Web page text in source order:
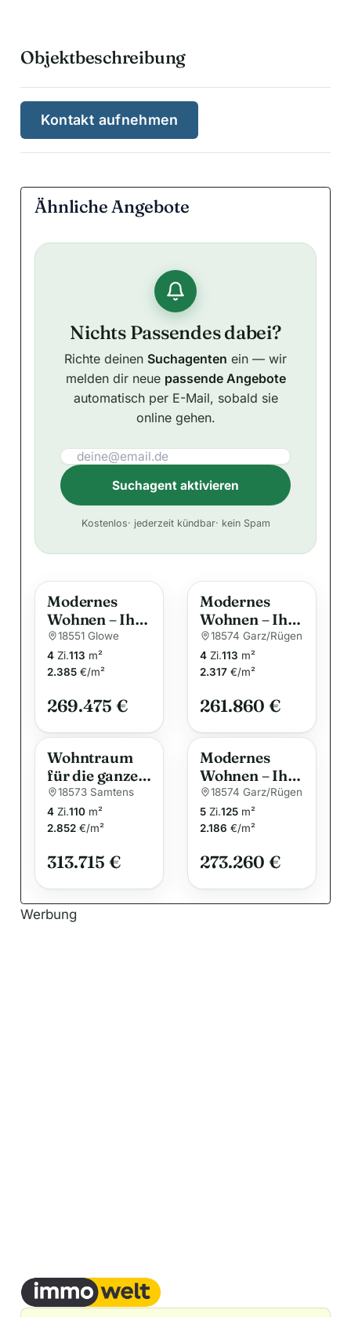
Objektbeschreibung
Kontakt aufnehmen
Ähnliche Angebote
Nichts Passendes dabei?
Richte deinen Suchagenten ein — wir
melden dir neue passende Angebote
automatisch per E-Mail, sobald sie
online gehen.
Suchagent aktivieren
t
Kostenlos· jederzeit kündbar· kein Spam
Modernes
Wohnen – Ihr
Traumhaus
für die ganze
Familie
18551 Glowe
4 Zi.113 m²
2.385 €/m²
269.475 €
Modernes
Wohnen – Ihr
Traumhaus
für die ganze
Familie
18574 Garz/Rügen
4 Zi.113 m²
2.317 €/m²
261.860 €
Wohntraum
für die ganze
Familie
18573 Samtens
4 Zi.110 m²
2.852 €/m²
313.715 €
Modernes
Wohnen – Ihr
Traumhaus
für die ganze
Familie
18574 Garz/Rügen
5 Zi.125 m²
2.186 €/m²
273.260 €
Werbung